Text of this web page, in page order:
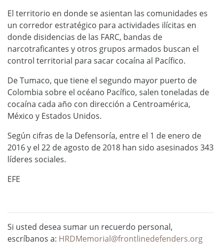
El territorio en donde se asientan las comunidades es
un corredor estratégico para actividades ilícitas en
donde disidencias de las FARC, bandas de
narcotraficantes y otros grupos armados buscan el
control territorial para sacar cocaína al Pacífico.
De Tumaco, que tiene el segundo mayor puerto de
Colombia sobre el océano Pacífico, salen toneladas de
cocaína cada año con dirección a Centroamérica,
México y Estados Unidos.
Según cifras de la Defensoría, entre el 1 de enero de
2016 y el 22 de agosto de 2018 han sido asesinados 343
líderes sociales.
EFE
Si usted desea sumar un recuerdo personal,
escríbanos a: HRDMemorial@frontlinedefenders.org